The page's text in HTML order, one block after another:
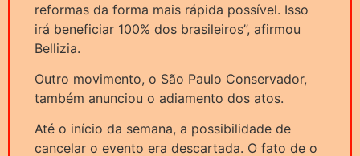
reformas da forma mais rápida possível. Isso
irá beneficiar 100% dos brasileiros”, afirmou
Bellizia.
Outro movimento, o São Paulo Conservador,
também anunciou o adiamento dos atos.
Até o início da semana, a possibilidade de
cancelar o evento era descartada. O fato de o